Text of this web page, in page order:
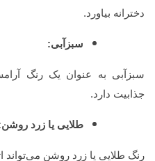
دخترانه بیاورد.
سبز‌آبی:
سبز‌آبی به عنوان یک رنگ
جذابیت دارد.
طلایی یا زرد
رنگ طلایی یا زرد روشن می‌تواند